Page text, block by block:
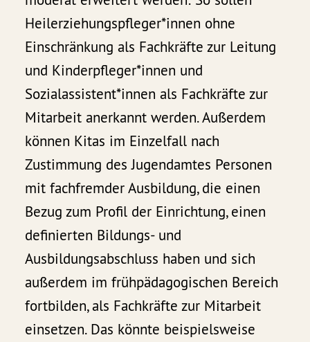
Heilerziehungspfleger*innen ohne
Einschränkung als Fachkräfte zur Leitung
und Kinderpfleger*innen und
Sozialassistent*innen als Fachkräfte zur
Mitarbeit anerkannt werden. Außerdem
können Kitas im Einzelfall nach
Zustimmung des Jugendamtes Personen
mit fachfremder Ausbildung, die einen
Bezug zum Profil der Einrichtung, einen
definierten Bildungs- und
Ausbildungsabschluss haben und sich
außerdem im frühpädagogischen Bereich
fortbilden, als Fachkräfte zur Mitarbeit
einsetzen. Das könnte beispielsweise